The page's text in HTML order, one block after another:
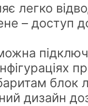
легко
– доступ
блок
дизайн